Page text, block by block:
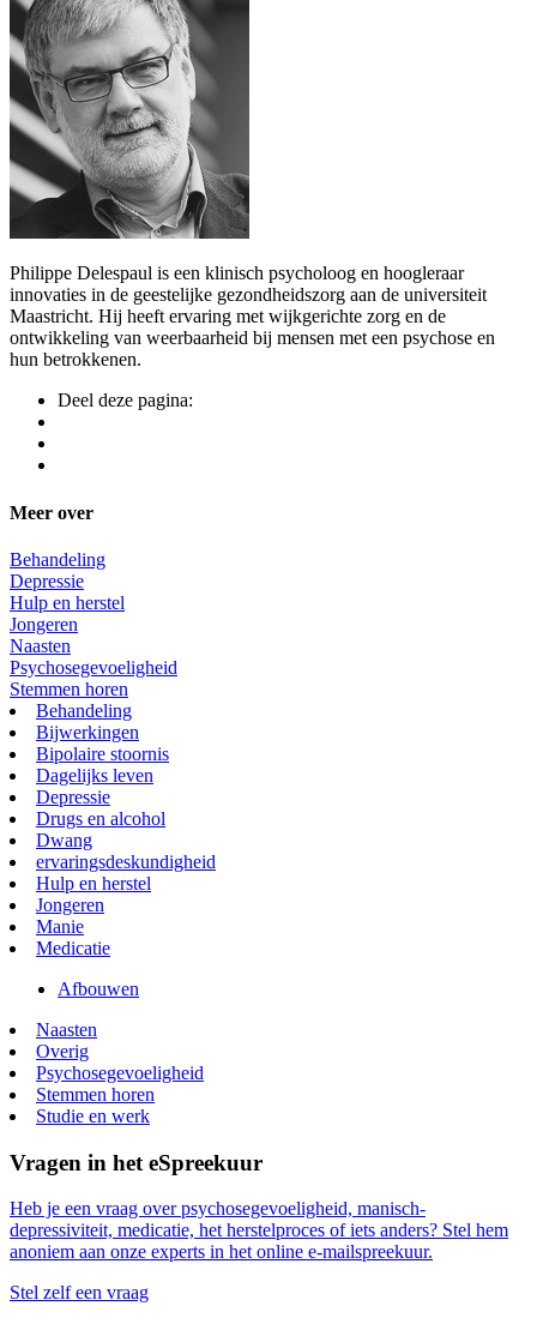
Philippe Delespaul is een klinisch psycholoog en hoogleraar
innovaties in de geestelijke gezondheidszorg aan de universiteit
Maastricht. Hij heeft ervaring met wijkgerichte zorg en de
ontwikkeling van weerbaarheid bij mensen met een psychose en
hun betrokkenen.
Deel deze pagina:
Meer over
Behandeling
Depressie
Hulp en herstel
Jongeren
Naasten
Psychosegevoeligheid
Stemmen horen
Behandeling
Bijwerkingen
Bipolaire stoornis
Dagelijks leven
Depressie
Drugs en alcohol
Dwang
ervaringsdeskundigheid
Hulp en herstel
Jongeren
Manie
Medicatie
Afbouwen
Naasten
Overig
Psychosegevoeligheid
Stemmen horen
Studie en werk
Vragen in het eSpreekuur
Heb je een vraag over psychosegevoeligheid, manisch-
depressiviteit, medicatie, het herstelproces of iets anders? Stel hem
anoniem aan onze experts in het online e-mailspreekuur.
Stel zelf een vraag